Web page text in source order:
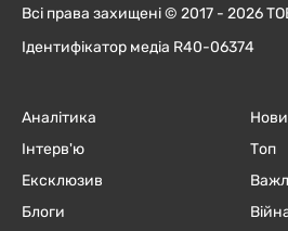
Всі права захищені © 2017 - 2026
Ідентифікатор медіа R40-06374
Аналітика
Інтерв'ю
Ексклюзив
Блоги
Топ